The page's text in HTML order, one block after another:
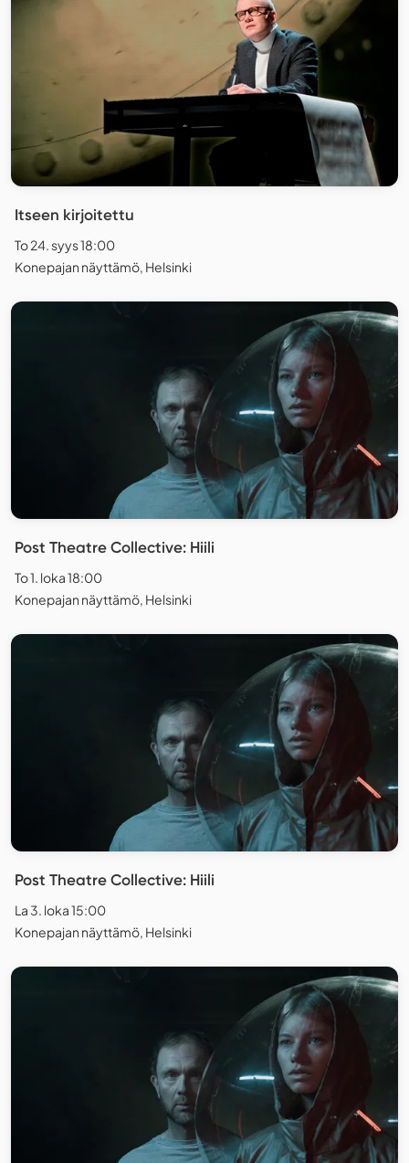
Itseen kirjoitettu
To 24. syys 18:00
Konepajan näyttämö, Helsinki
Post Theatre Collective: Hiili
To 1. loka 18:00
Konepajan näyttämö, Helsinki
Post Theatre Collective: Hiili
La 3. loka 15:00
Konepajan näyttämö, Helsinki